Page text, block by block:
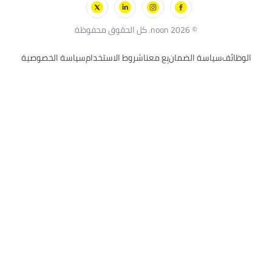
الوظائفسياسة الضمانبِع معناشروط الاستخدامسياسة الخصوصية